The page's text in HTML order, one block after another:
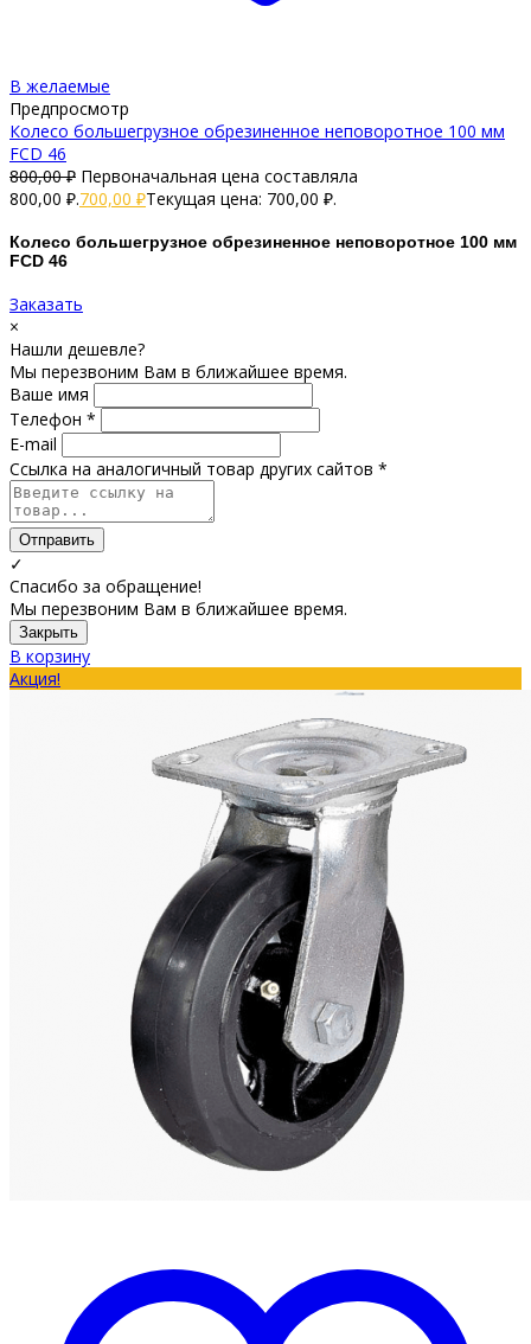
В желаемые
Предпросмотр
Колесо большегрузное обрезиненное неповоротное 100 мм
FCD 46
800,00₽ Первоначальная цена составляла
800,00 ₽.700,00 ₽Текущая цена: 700,00 ₽.
Колесо большегрузное обрезиненное неповоротное 100 мм
FCD 46
Заказать
×
Нашли дешевле?
Мы перезвоним Вам в ближайшее время.
Ваше имя
Телефон *
E-mail
Ссылка на аналогичный товар других сайтов *
Отправить
✓
Спасибо за обращение!
Мы перезвоним Вам в ближайшее время.
Закрыть
В корзину
Акция!